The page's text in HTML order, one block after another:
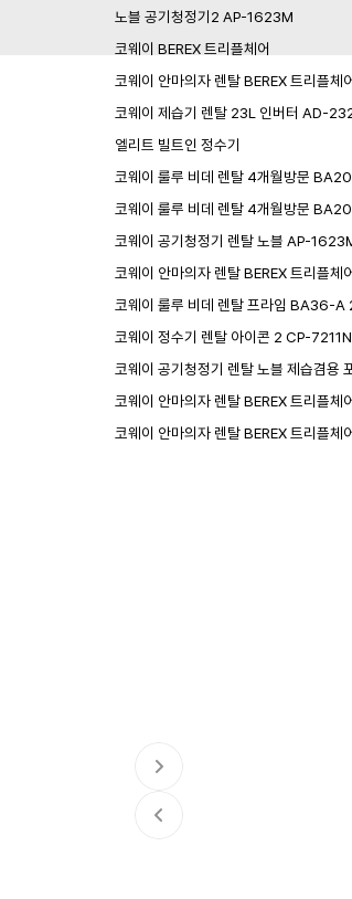
노블 공기청정기2 AP-1623M
코웨이 BEREX 트리플체어
코웨이 안마의자 렌탈 BEREX 트리플체
코웨이 제습기 렌탈 23L 인버터 AD-
엘리트 빌트인 정수기
코웨이 룰루 비데 렌탈 4개월방문
코웨이 룰루 비데 렌탈 4개월방문
코웨이 공기청정기 렌탈 노블 AP-
코웨이 안마의자 렌탈 BEREX 트리플체
코웨이 룰루 비데 렌탈 프라임 BA36-
코웨이 정수기 렌탈 아이콘 2 CP-
코웨이 공기청정기 렌탈 노블 제습겸용
코웨이 안마의자 렌탈 BEREX 트리플체
코웨이 안마의자 렌탈 BEREX 트리플체